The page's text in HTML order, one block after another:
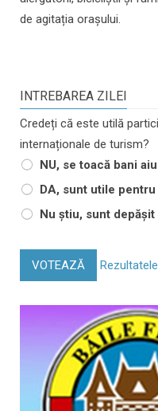
de agitația orașului.
INTREBAREA ZILEI
Credeți că este utilă
internaționale de turism?
NU, se toacă bani
DA, sunt utile
Nu știu, sunt
VOTEAZĂ Rezultatele